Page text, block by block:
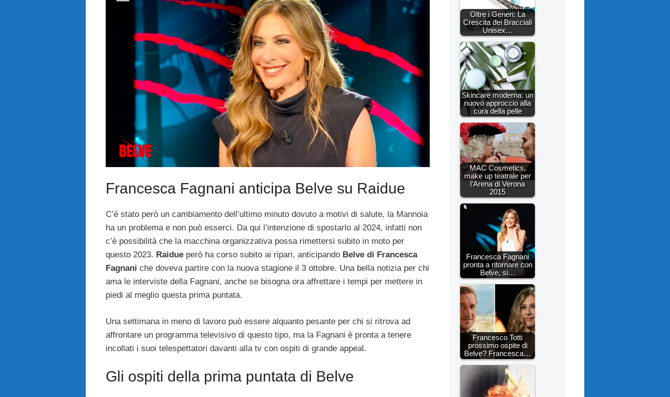
Francesca Fagnani anticipa Belve su Raidue
C’è stato però un cambiamento dell’ultimo minuto dovuto a motivi di salute, la Mannoia
ha un problema e non può esserci. Da qui l’intenzione di spostarlo al 2024, infatti non
c’è possibilità che la macchina organizzativa possa rimettersi subito in moto per
questo 2023. Raidue però ha corso subito ai ripari, anticipando Belve di Francesca
Fagnani che doveva partire con la nuova stagione il 3 ottobre. Una bella notizia per chi
ama le interviste della Fagnani, anche se bisogna ora affrettare i tempi per mettere in
piedi al meglio questa prima puntata.
Una settimana in meno di lavoro può essere alquanto pesante per chi si ritrova ad
affrontare un programma televisivo di questo tipo, ma la Fagnani è pronta a tenere
incollati i suoi telespettatori davanti alla tv con ospiti di grande appeal.
Gli ospiti della prima puntata di Belve
Oltre i Generi: La
Crescita dei Bracciali
Unisex…
Skincare moderna: un
nuovo approccio alla
cura della pelle
MAC Cosmetics,
make up teatrale per
l’Arena di Verona
2015
Francesca Fagnani
pronta a ritornare con
Belve, si…
Francesco Totti
prossimo ospite di
Belve? Francesca…